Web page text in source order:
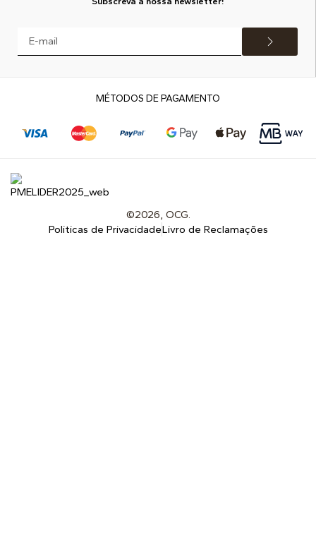
MÉTODOS DE PAGAMENTO
©2026, OCG.
Politicas de PrivacidadeLivro de Reclamações